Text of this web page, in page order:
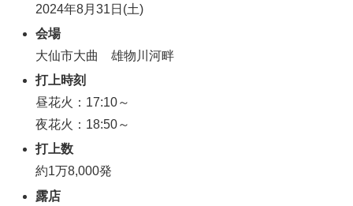
2024年8月31日(土)
会場
大仙市大曲 雄物川河畔
打上時刻
昼花火：17:10～
夜花火：18:50～
打上数
約1万8,000発
露店